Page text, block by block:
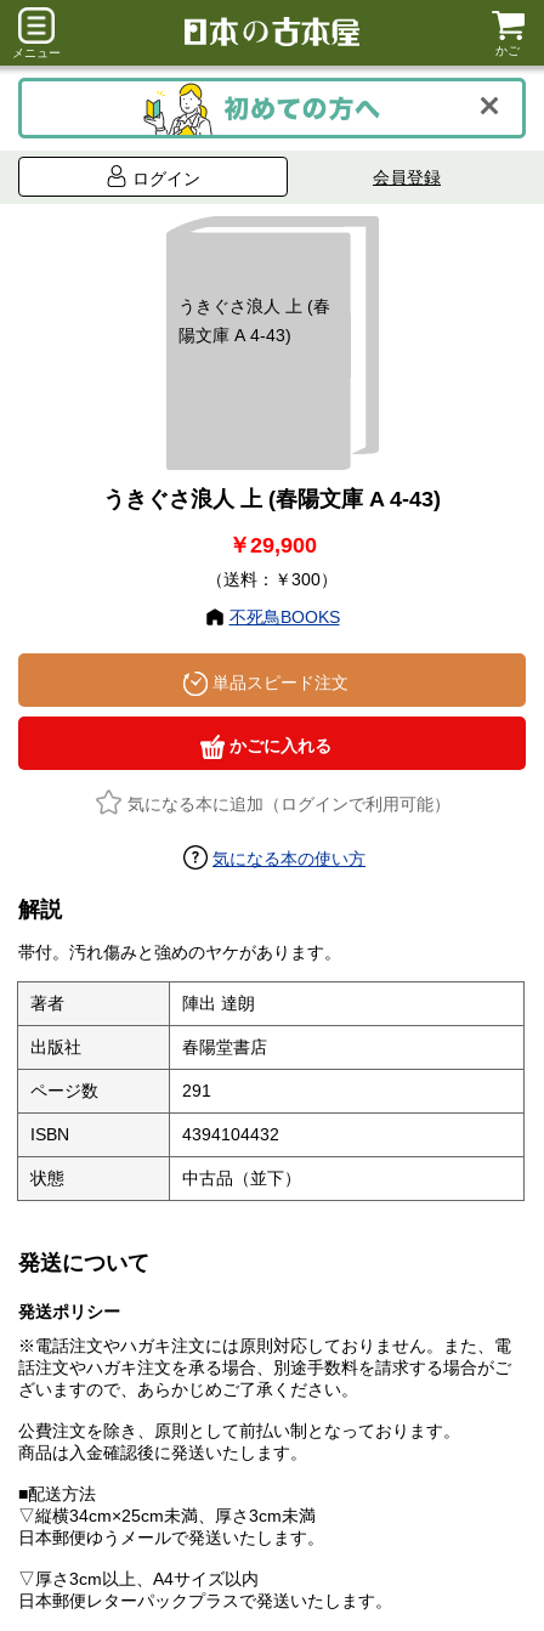
メニュー かご
ログイン 会員登録
うきぐさ浪人 上 (春
陽文庫 A 4-43)
うきぐさ浪人 上 (春陽文庫 A 4-43)
￥29,900
（送料：￥300）
不死鳥BOOKS
単品スピード注文
かごに入れる
気になる本に追加（ログインで利用可能）
気になる本の使い方
解説
帯付。汚れ傷みと強めのヤケがあります。
著者 陣出 達朗
出版社 春陽堂書店
ページ数 291
ISBN 4394104432
状態 中古品（並下）
発送について
発送ポリシー
※電話注文やハガキ注文には原則対応しておりません。また、電
話注文やハガキ注文を承る場合、別途手数料を請求する場合がご
ざいますので、あらかじめご了承ください。
公費注文を除き、原則として前払い制となっております。
商品は入金確認後に発送いたします。
■配送方法
▽縦横34cm×25cm未満、厚さ3cm未満
日本郵便ゆうメールで発送いたします。
▽厚さ3cm以上、A4サイズ以内
日本郵便レターパックプラスで発送いたします。